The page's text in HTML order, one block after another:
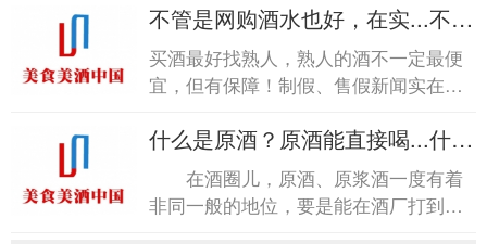
香气，但这种...
不管是网购酒水也好，在实...不管
是网购酒水也好，在实...
买酒最好找熟人，熟人的酒不一定最便
宜，但有保障！制假、售假新闻实在是
造假，心中不免五味杂陈...
什么是原酒？原酒能直接喝...什么
是原酒？原酒能直接喝...
在酒圈儿，原酒、原浆酒一度有着
非同一般的地位，要是能在酒厂打到纯